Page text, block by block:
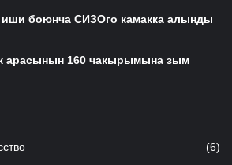
иши боюнча СИЗОго камакка алынды
арасынын 160 чакырымына зым
(6)